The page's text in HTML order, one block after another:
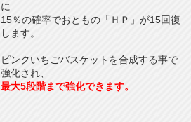
に
15％の確率でおともの「ＨＰ」が15回復
します。
ピンクいちごバスケットを合成する事で
強化され、
最大5段階まで強化できます。